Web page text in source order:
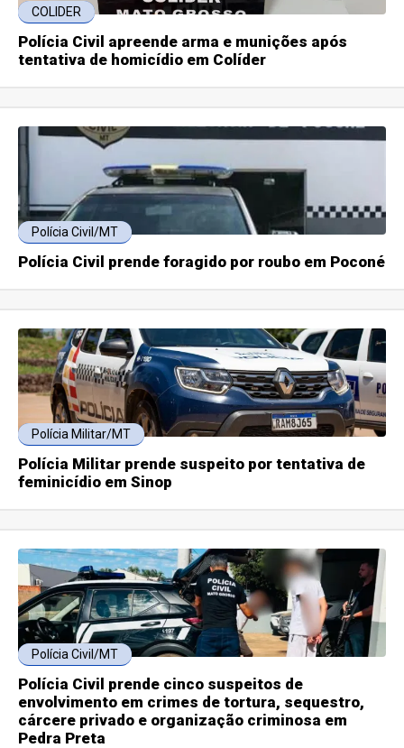
COLIDER
Polícia Civil apreende arma e munições após
tentativa de homicídio em Colíder
Polícia Civil/MT
Polícia Civil prende foragido por roubo em Poconé
Polícia Militar/MT
Polícia Militar prende suspeito por tentativa de
feminicídio em Sinop
Polícia Civil/MT
Polícia Civil prende cinco suspeitos de
envolvimento em crimes de tortura, sequestro,
cárcere privado e organização criminosa em
Pedra Preta